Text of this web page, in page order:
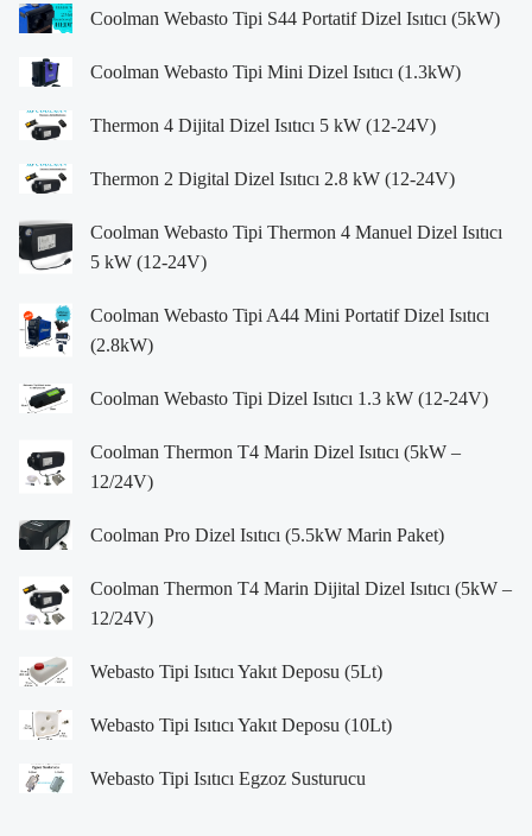
Coolman Webasto Tipi S44 Portatif Dizel Isıtıcı (5kW)
Coolman Webasto Tipi Mini Dizel Isıtıcı (1.3kW)
Thermon 4 Dijital Dizel Isıtıcı 5 kW (12-24V)
Thermon 2 Digital Dizel Isıtıcı 2.8 kW (12-24V)
Coolman Webasto Tipi Thermon 4 Manuel Dizel Isıtıcı
5 kW (12-24V)
Coolman Webasto Tipi A44 Mini Portatif Dizel Isıtıcı
(2.8kW)
Coolman Webasto Tipi Dizel Isıtıcı 1.3 kW (12-24V)
Coolman Thermon T4 Marin Dizel Isıtıcı (5kW –
12/24V)
Coolman Pro Dizel Isıtıcı (5.5kW Marin Paket)
Coolman Thermon T4 Marin Dijital Dizel Isıtıcı (5kW –
12/24V)
Webasto Tipi Isıtıcı Yakıt Deposu (5Lt)
Webasto Tipi Isıtıcı Yakıt Deposu (10Lt)
Webasto Tipi Isıtıcı Egzoz Susturucu